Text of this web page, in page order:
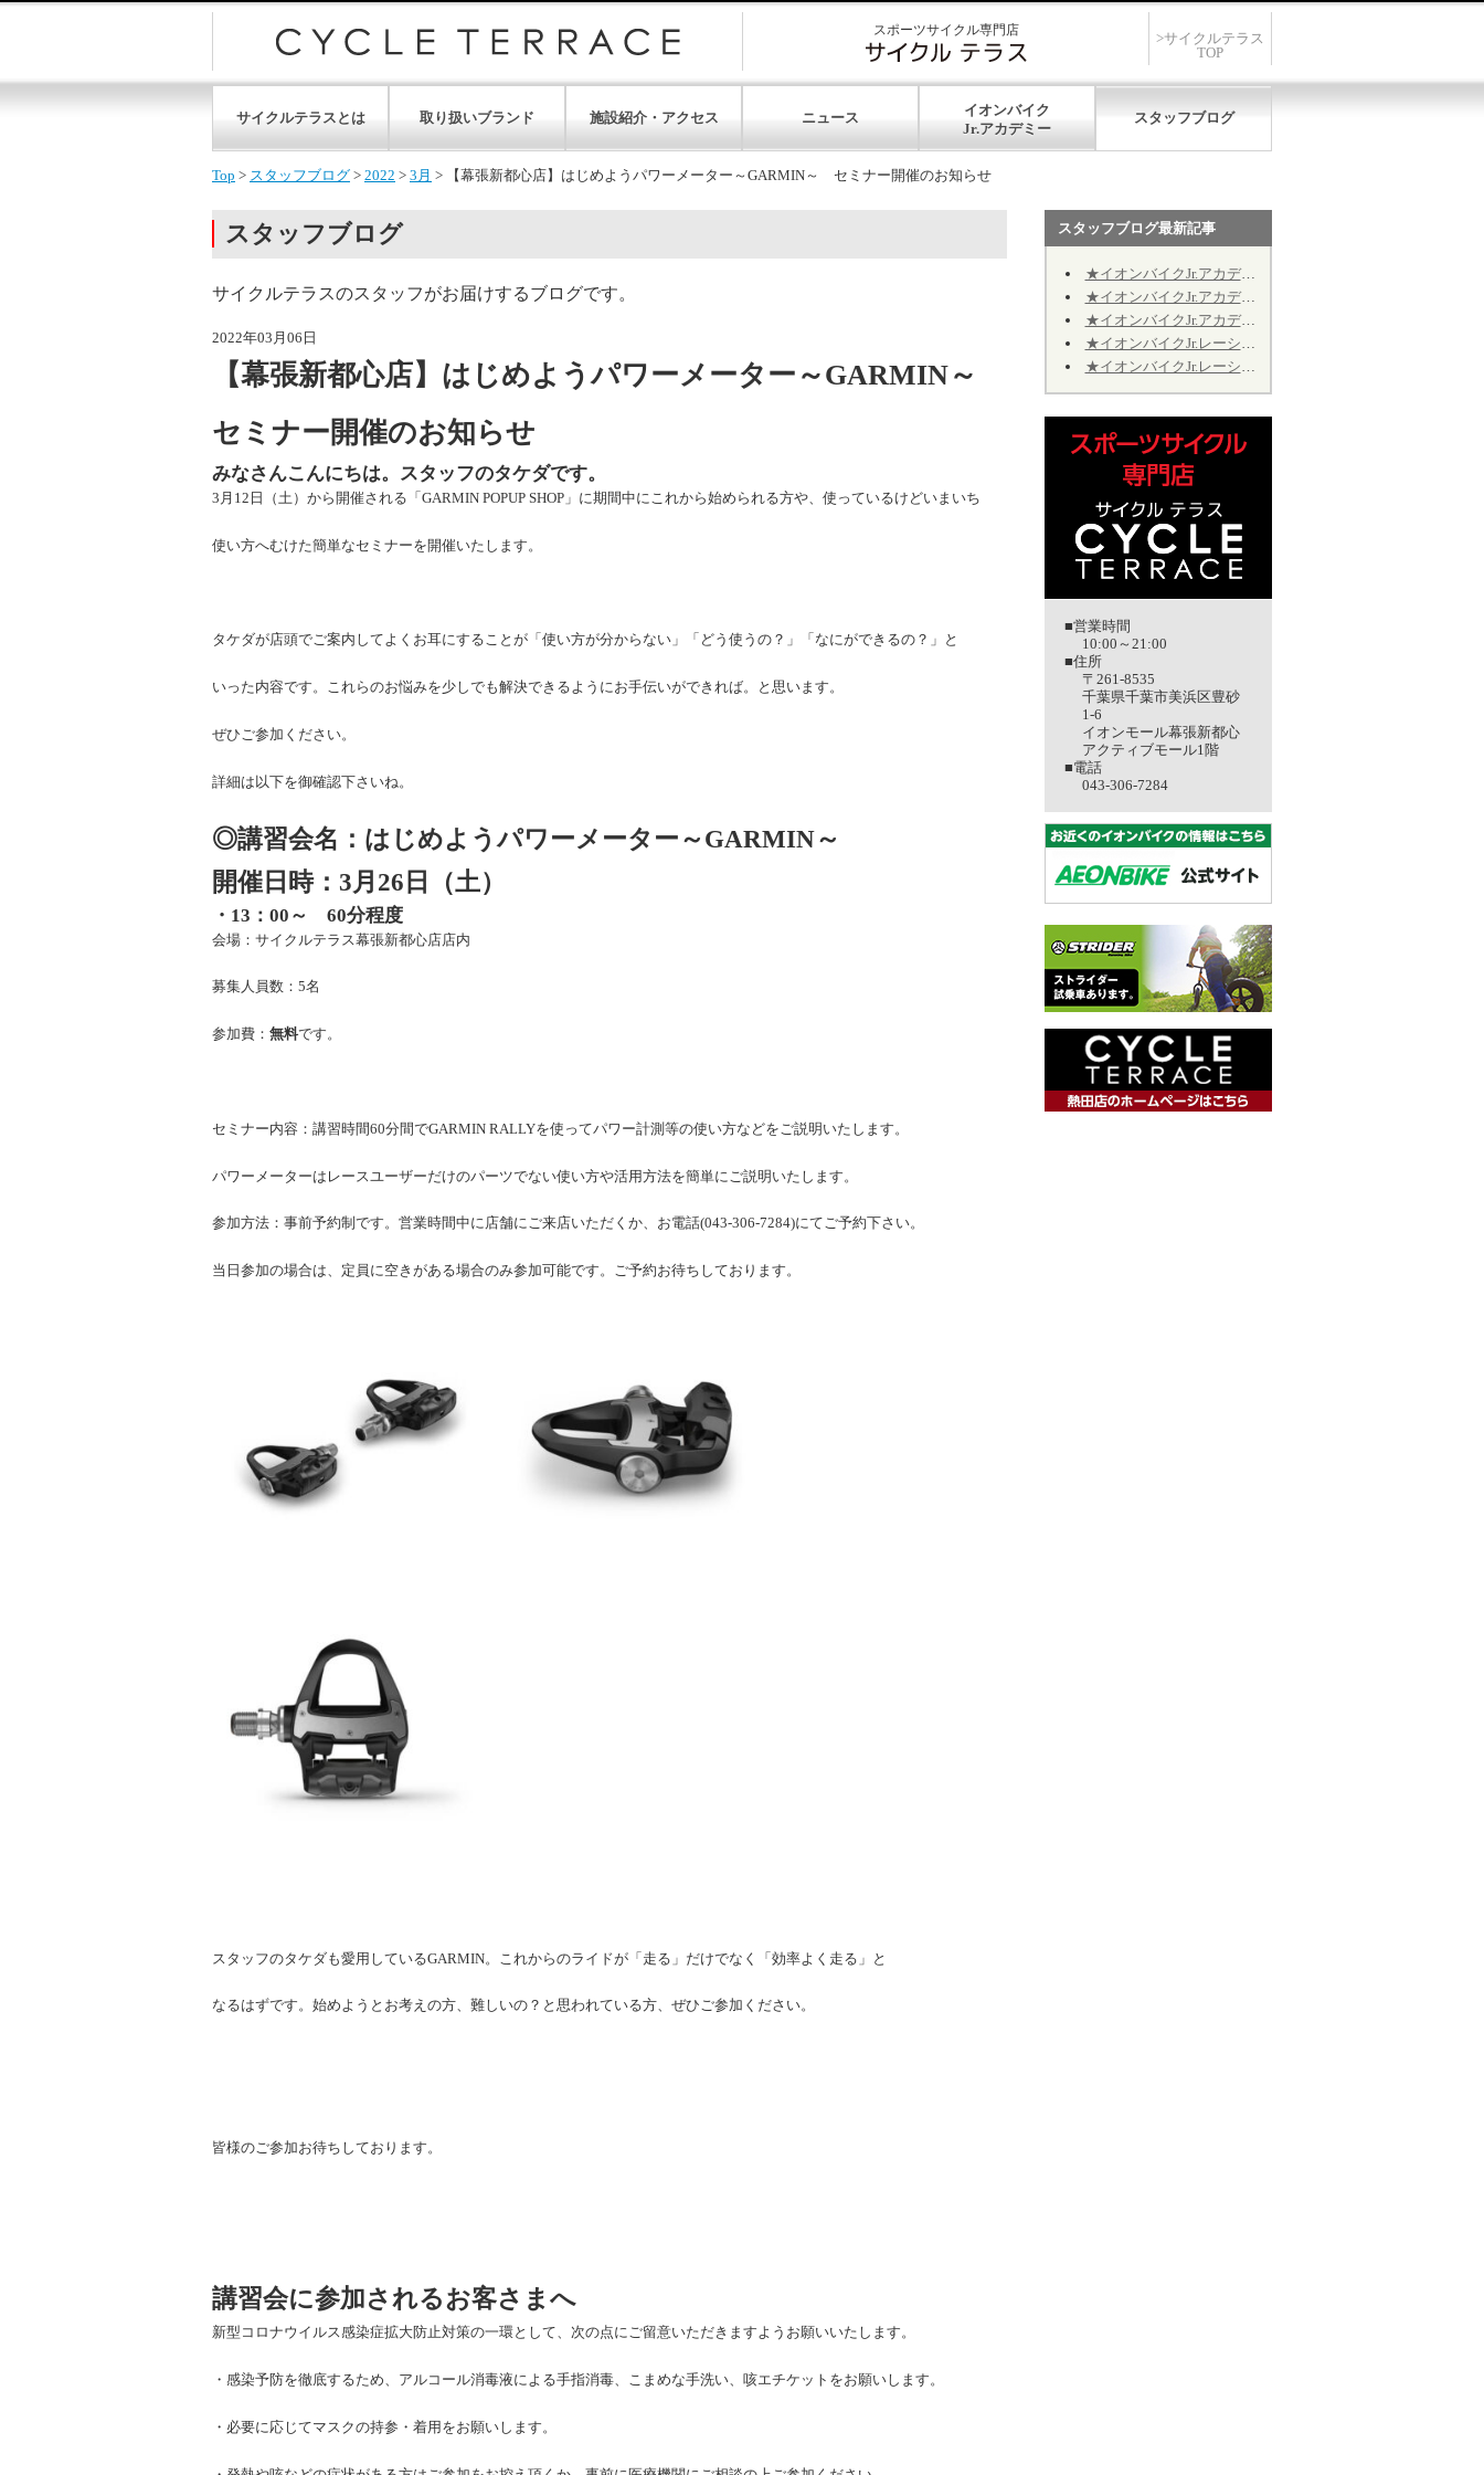
スポーツサイクル専門店
>サイクルテラス
TOP
サイクルテラスとは 取り扱いブランド 施設紹介・アクセス ニュース イオンバイク スタッフブログ
Top > スタッフブログ > 2022 > 3月 > 【幕張新都心店】はじめようパワーメーター～GARMIN～ セミナー開催のお知らせ
スタッフブログ
サイクルテラスのスタッフがお届けするブログです。
2022年03月06日
【幕張新都心店】はじめようパワーメーター～GARMIN～
セミナー開催のお知らせ
みなさんこんにちは。スタッフのタケダです。
3月12日（土）から開催される「GARMIN POPUP SHOP」に期間中にこれから始められる方や、使っているけどいまいち
使い方へむけた簡単なセミナーを開催いたします。
タケダが店頭でご案内してよくお耳にすることが「使い方が分からない」「どう使うの？」「なにができるの？」と
いった内容です。これらのお悩みを少しでも解決できるようにお手伝いができれば。と思います。
ぜひご参加ください。
詳細は以下を御確認下さいね。
◎講習会名：はじめようパワーメーター～GARMIN～
開催日時：3月26日（土）
・13：00～ 60分程度
会場：サイクルテラス幕張新都心店店内
募集人員数：5名
参加費： 無料です。
セミナー内容：講習時間60分間でGARMIN RALLYを使ってパワー計測等の使い方などをご説明いたします。
パワーメーターはレースユーザーだけのパーツでない使い方や活用方法を簡単にご説明いたします。
参加方法：事前予約制です。営業時間中に店舗にご来店いただくか、お電話(043-306-7284)にてご予約下さい。
当日参加の場合は、定員に空きがある場合のみ参加可能です。ご予約お待ちしております。
スタッフのタケダも愛用しているGARMIN。これからのライドが「走る」だけでなく「効率よく走る」と
なるはずです。始めようとお考えの方、難しいの？と思われている方、ぜひご参加ください。
皆様のご参加お待ちしております。
講習会に参加されるお客さまへ
新型コロナウイルス感染症拡大防止対策の一環として、次の点にご留意いただきますようお願いいたします。
・感染予防を徹底するため、アルコール消毒液による手指消毒、こまめな手洗い、咳エチケットをお願いします。
・必要に応じてマスクの持参・着用をお願いします。
スタッフブログ最新記事
★イオンバイクJr.アカデミー★第12期★第５回★明日7/19、開催致します★
★イオンバイクJr.アカデミー★第12期★第４回★明日7/11、振り替え開催致します★
★イオンバイクJr.アカデミー★第12期★2026年9月の開催日程のお知らせ
★イオンバイクJr.レーシング★第10期★2026年9月の予定★～Jr.アカデミーではありません～
★イオンバイクJr.レーシング★第10期★後半期ご継続のお手続きについて★※Jr.アカデミーではありません
■営業時間
10:00～21:00
■住所
〒261-8535
千葉県千葉市美浜区豊砂
1-6
イオンモール幕張新都心
アクティブモール1階
■電話
043-306-7284